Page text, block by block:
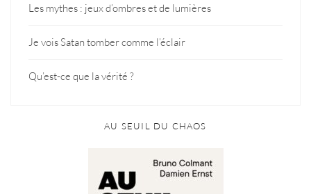
Les mythes : jeux d’ombres et de lumières
Je vois Satan tomber comme l’éclair
Qu’est-ce que la vérité ?
AU SEUIL DU CHAOS